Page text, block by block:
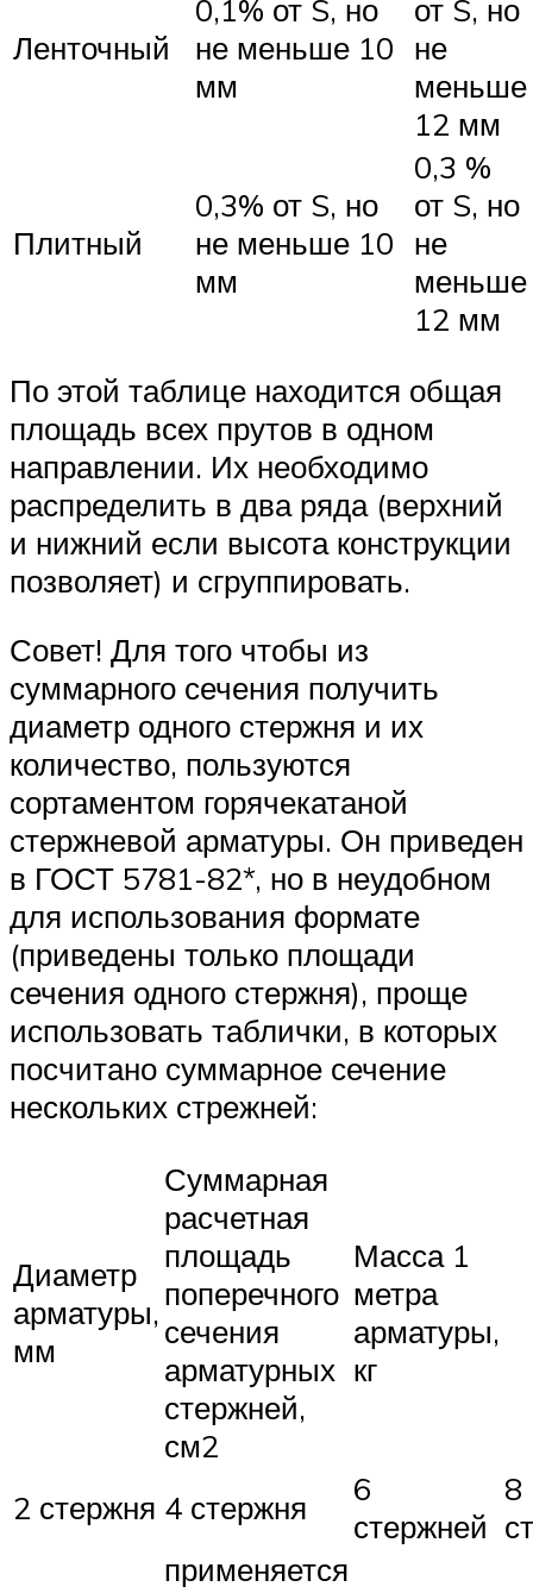
Ленточный
0,1% от S, но
не меньше 10
мм
от S, но
не
меньше
12 мм
Плитный
0,3% от S, но
не меньше 10
мм
0,3 %
от S, но
не
меньше
12 мм
По этой таблице находится общая
площадь всех прутов в одном
направлении. Их необходимо
распределить в два ряда (верхний
и нижний если высота конструкции
позволяет) и сгруппировать.
Совет! Для того чтобы из
суммарного сечения получить
диаметр одного стержня и их
количество, пользуются
сортаментом горячекатаной
стержневой арматуры. Он приведен
в ГОСТ 5781-82*, но в неудобном
для использования формате
(приведены только площади
сечения одного стержня), проще
использовать таблички, в которых
посчитано суммарное сечение
нескольких стрежней:
Диаметр
арматуры,
мм
Суммарная
расчетная
площадь
поперечного
сечения
арматурных
стержней,
см2
Масса 1
метра
арматуры,
кг
2 стержня 4 стержня
6
стержней
8
применяется